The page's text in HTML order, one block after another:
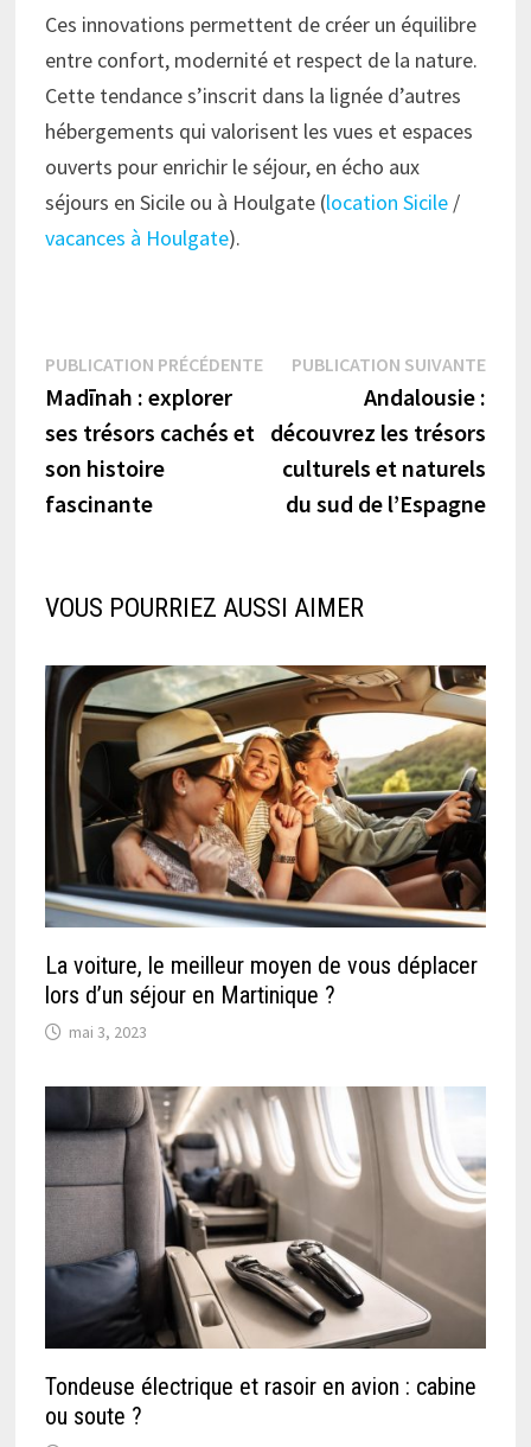
Ces innovations permettent de créer un équilibre
entre confort, modernité et respect de la nature.
Cette tendance s’inscrit dans la lignée d’autres
hébergements qui valorisent les vues et espaces
ouverts pour enrichir le séjour, en écho aux
séjours en Sicile ou à Houlgate (location Sicile /
vacances à Houlgate).
Navigation
de
l’article
PUBLICATION PRÉCÉDENTEPublication
précédente :
Madīnah : explorer
ses trésors cachés et
son histoire
fascinante
PUBLICATION SUIVANTE
Andalousie :
découvrez les trésors
culturels et naturels
du sud de l’Espagne
VOUS POURRIEZ AUSSI AIMER
La voiture, le meilleur moyen de vous déplacer
lors d’un séjour en Martinique ?
mai 3, 2023
Tondeuse électrique et rasoir en avion : cabine
ou soute ?